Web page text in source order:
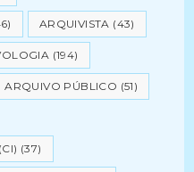
ARQUIVISTA (43)
(194)
ARQUIVO PÚBLICO (51)
(37)